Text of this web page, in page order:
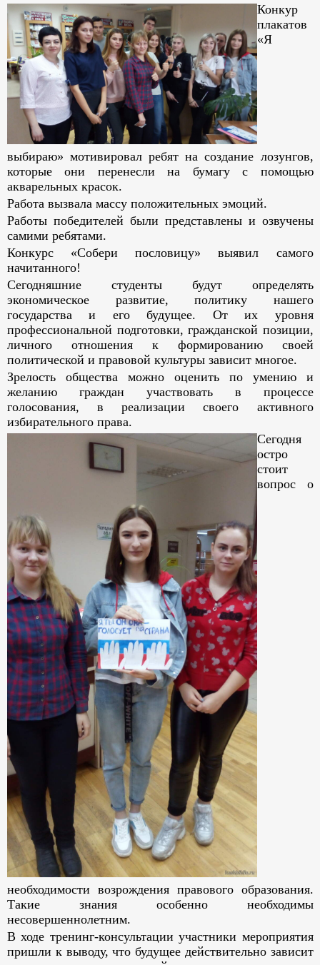
Конкур
плакатов
«Я
выбираю» мотивировал ребят на создание лозунгов,
которые они перенесли на бумагу с помощью
акварельных красок.
Работа вызвала массу положительных эмоций.
Работы победителей были представлены и озвучены
самими ребятами.
Конкурс «Собери пословицу» выявил самого
начитанного!
Сегодняшние студенты будут определять
экономическое развитие, политику нашего
государства и его будущее. От их уровня
профессиональной подготовки, гражданской позиции,
личного отношения к формированию своей
политической и правовой культуры зависит многое.
Зрелость общества можно оценить по умению и
желанию граждан участвовать в процессе
голосования, в реализации своего активного
избирательного права.
Сегодня
остро
стоит
вопрос о
необходимости возрождения правового образования.
Такие знания особенно необходимы
несовершеннолетним.
В ходе тренинг-консультации участники мероприятия
пришли к выводу, что будущее действительно зависит